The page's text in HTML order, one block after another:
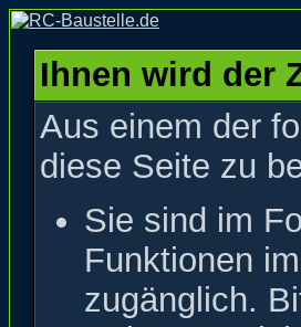
Ihnen wird der
Aus einem der
diese Seite zu
Sie sind im
Funktionen
zugänglich.